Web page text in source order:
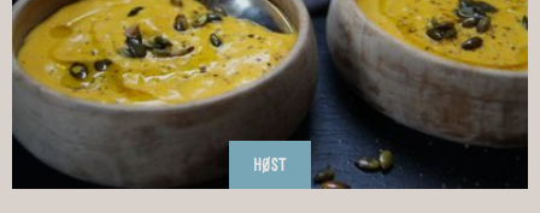
HØST